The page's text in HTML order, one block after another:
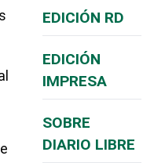
EDICIÓN RD
EDICIÓN
IMPRESA
SOBRE
DIARIO LIBRE